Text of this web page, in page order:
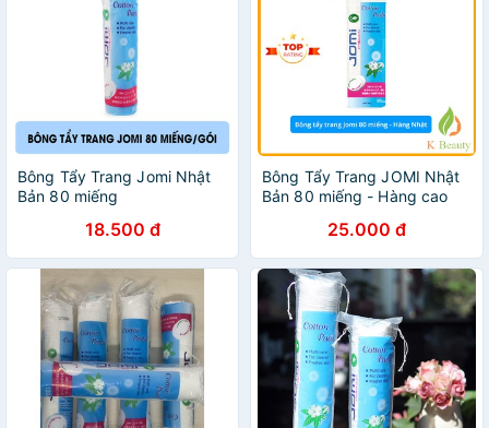
Bông Tẩy Trang Jomi Nhật
Bản 80 miếng
18.500 đ
Bông Tẩy Trang JOMI Nhật
Bản 80 miếng - Hàng cao
25.000 đ